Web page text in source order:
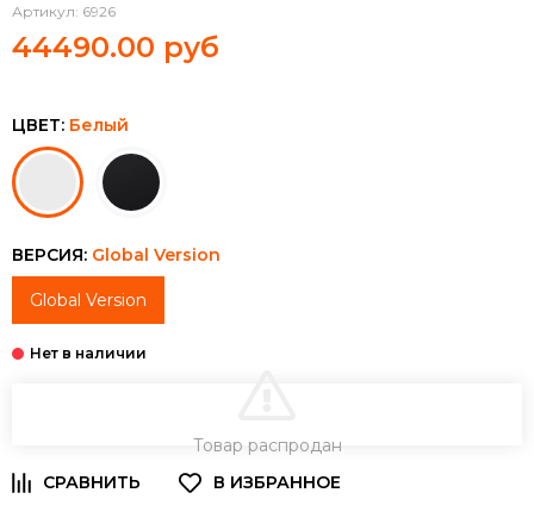
Артикул: 6926
44490.00 руб
ЦВЕТ: Белый
ВЕРСИЯ: Global Version
Global Version
Товар распродан